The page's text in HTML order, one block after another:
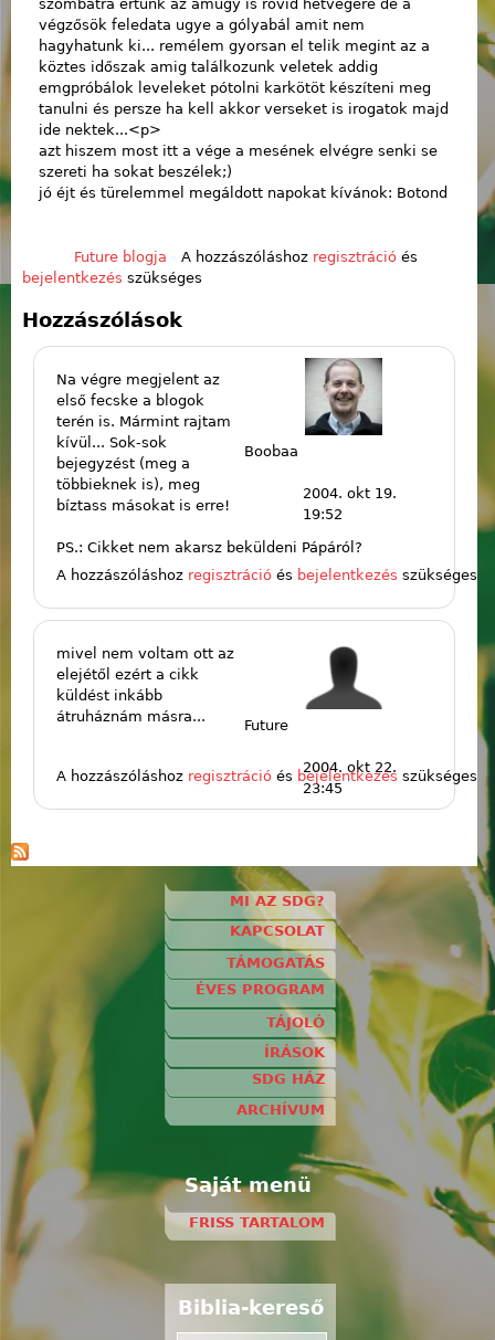
szombatra értünk az amúgy is rövid hétvégére de a
végzősök feledata ugye a gólyabál amit nem
hagyhatunk ki... remélem gyorsan el telik megint az a
köztes időszak amig találkozunk veletek addig
emgpróbálok leveleket pótolni karkötöt készíteni meg
tanulni és persze ha kell akkor verseket is irogatok majd
ide nektek...<p>
azt hiszem most itt a vége a mesének elvégre senki se
szereti ha sokat beszélek;)
jó éjt és türelemmel megáldott napokat kívánok: Botond
Future blogja A hozzászóláshoz regisztrációés
bejelentkezés szükséges
Hozzászólások
Boobaa
2004. okt 19.
19:52
Na végre megjelent az
első fecske a blogok
terén is. Mármint rajtam
kívül... Sok-sok
bejegyzést (meg a
többieknek is), meg
bíztass másokat is erre!
PS.: Cikket nem akarsz beküldeni Pápáról?
A hozzászóláshoz regisztráció és bejelentkezés szükséges
Future
2004. okt 22.
23:45
mivel nem voltam ott az
elejétől ezért a cikk
küldést inkább
átruháznám másra...
A hozzászóláshoz regisztráció és bejelentkezés szükséges
MI AZ SDG?
KAPCSOLAT
TÁMOGATÁS
ÉVES PROGRAM
TÁJOLÓ
ÍRÁSOK
SDG HÁZ
ARCHÍVUM
Saját menü
FRISS TARTALOM
Biblia-kereső